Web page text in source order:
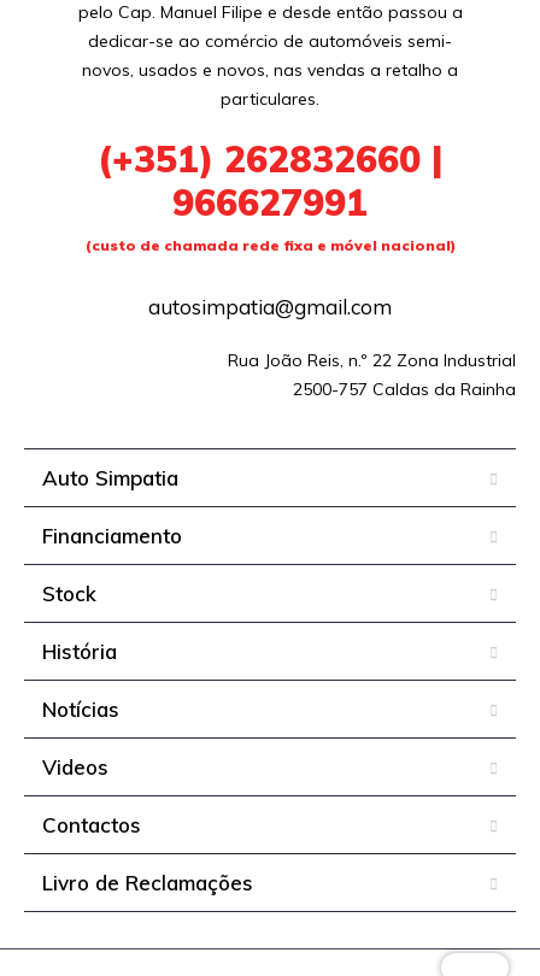
pelo Cap. Manuel Filipe e desde então passou a
dedicar-se ao comércio de automóveis semi-
novos, usados e novos, nas vendas a retalho a
particulares.
(+351) 262832660 |
966627991
(custo de chamada rede fixa e móvel nacional)
autosimpatia@gmail.com
Rua João Reis, n.º 22 Zona Industrial
2500-757 Caldas da Rainha
Auto Simpatia
Financiamento
Stock
História
Notícias
Videos
Contactos
Livro de Reclamações